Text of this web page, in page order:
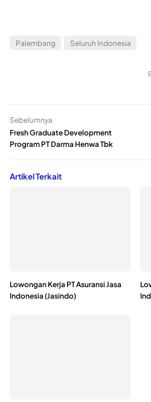
Palembang Seluruh Indonesia
Sebelumnya
Fresh Graduate Development
Program PT Darma Henwa Tbk
Artikel Terkait
Lowongan Kerja PT Asuransi Jasa
Indonesia (Jasindo)